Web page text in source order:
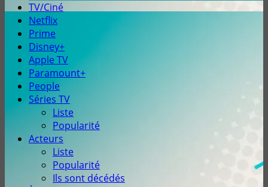
TV/Ciné
Netflix
Prime
Disney+
Apple TV
Paramount+
People
Séries TV
Liste
Popularité
Acteurs
Liste
Popularité
Ils sont décédés